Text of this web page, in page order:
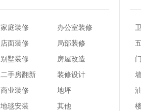
家庭装修
办公室装修
店面装修
局部装修
别墅装修
房屋改造
二手房翻新
装修设计
商业装修
地坪
地毯安装
其他